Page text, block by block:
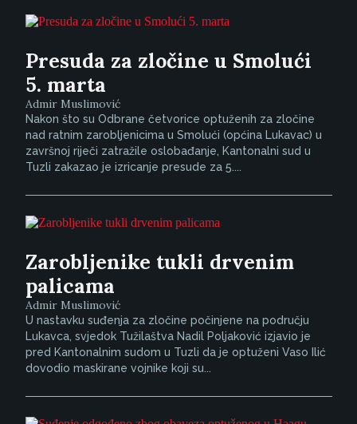
Presuda za zločine u Smolući
5. marta
Admir Muslimović
Nakon što su Odbrane četvorice optuženih za zločine
nad ratnim zarobljenicima u Smolući (općina Lukavac) u
završnoj riječi zatražile oslobađanje, Kantonalni sud u
Tuzli zakazao je izricanje presude za 5....
Zarobljenike tukli drvenim
palicama
Admir Muslimović
U nastavku suđenja za zločine počinjene na području
Lukavca, svjedok Tužilaštva Nadil Poljaković izjavio je
pred Kantonalnim sudom u Tuzli da je optuženi Vaso Ilić
dovodio maskirane vojnike koji su...